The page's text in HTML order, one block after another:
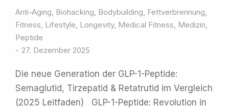
Anti-Aging, Biohacking, Bodybuilding, Fettverbrennung,
Fitness, Lifestyle, Longevity, Medical Fitness, Medizin,
Peptide
27. Dezember 2025
Die neue Generation der GLP-1-Peptide:
Semaglutid, Tirzepatid & Retatrutid im Vergleich
(2025 Leitfaden) GLP-1-Peptide: Revolution in